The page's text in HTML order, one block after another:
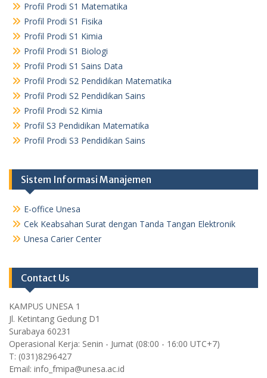
Profil Prodi S1 Matematika
Profil Prodi S1 Fisika
Profil Prodi S1 Kimia
Profil Prodi S1 Biologi
Profil Prodi S1 Sains Data
Profil Prodi S2 Pendidikan Matematika
Profil Prodi S2 Pendidikan Sains
Profil Prodi S2 Kimia
Profil S3 Pendidikan Matematika
Profil Prodi S3 Pendidikan Sains
Sistem Informasi Manajemen
E-office Unesa
Cek Keabsahan Surat dengan Tanda Tangan Elektronik
Unesa Carier Center
Contact Us
KAMPUS UNESA 1
Jl. Ketintang Gedung D1
Surabaya 60231
Operasional Kerja: Senin - Jumat (08:00 - 16:00 UTC+7)
T: (031)8296427
Email: info_fmipa@unesa.ac.id